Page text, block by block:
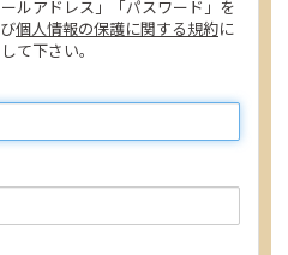
ルアドレス」「パスワード」を
個人情報の保護に関する規約に
て下さい。